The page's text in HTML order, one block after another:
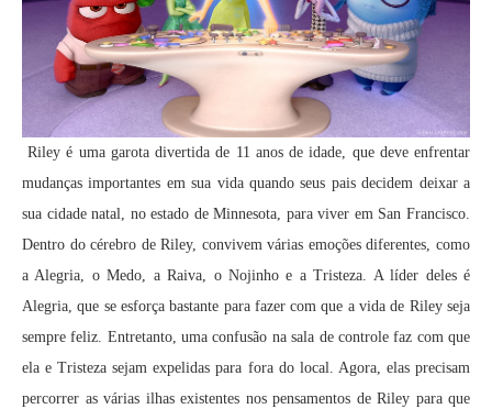
Riley é uma garota divertida de 11 anos de idade, que deve enfrentar
mudanças importantes em sua vida quando seus pais decidem deixar a
sua cidade natal, no estado de Minnesota, para viver em San Francisco.
Dentro do cérebro de Riley, convivem várias emoções diferentes, como
a Alegria, o Medo, a Raiva, o Nojinho e a Tristeza. A líder deles é
Alegria, que se esforça bastante para fazer com que a vida de Riley seja
sempre feliz. Entretanto, uma confusão na sala de controle faz com que
ela e Tristeza sejam expelidas para fora do local. Agora, elas precisam
percorrer as várias ilhas existentes nos pensamentos de Riley para que